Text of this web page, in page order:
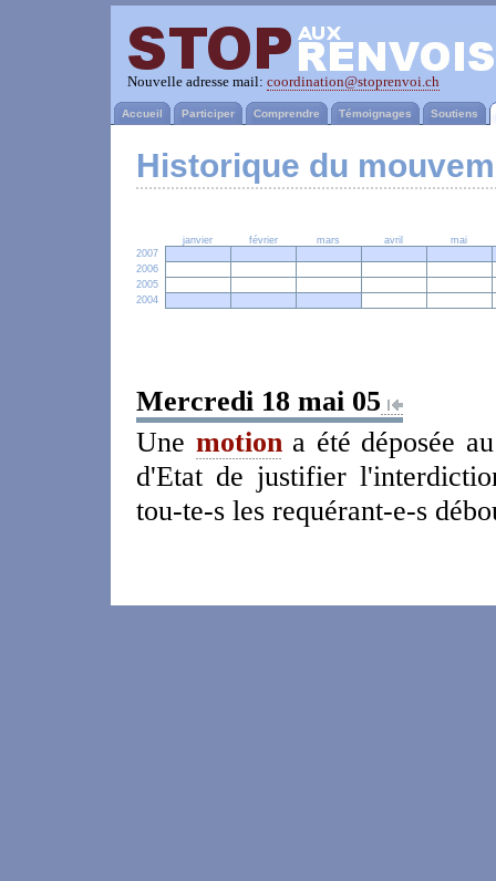
Nouvelle adresse mail: coordination@stoprenvoi.ch
Accueil Participer Comprendre Témoignages Soutiens
Historique du
janvier février mars avril
mai
2007
2006
2005
2004
Mercredi 18 mai 05
Une motiona été déposée
d'Etat de justifier
tou-te-s les requérant-e-s